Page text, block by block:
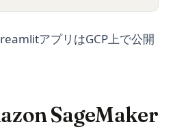
アプリはGCP上で公開
SageMaker